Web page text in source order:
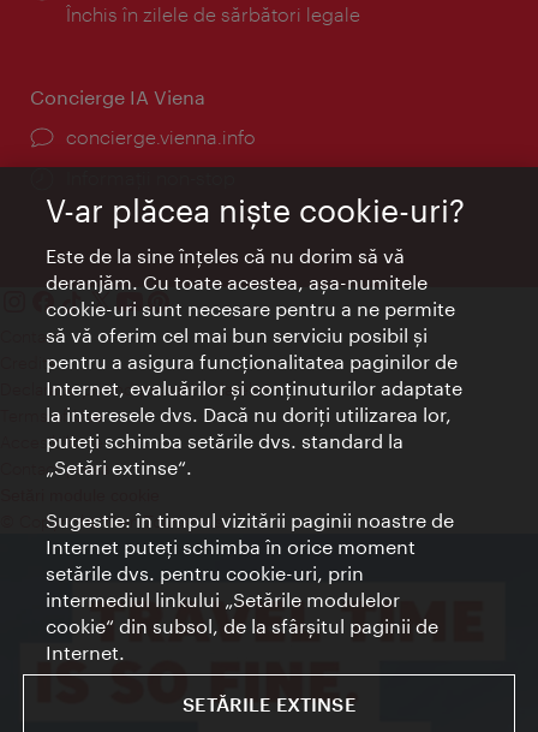
Închis în zilele de sărbători legale
Concierge IA Viena
concierge.vienna.info
Contact
Credits
Declaraţie privind protecţia datelor
Terms of Use
Accesibilitate
Contact presa
© Copyright Wien Tourismus
V-ar plăcea nişte cookie-uri?
Este de la sine înţeles că nu dorim să vă
deranjăm. Cu toate acestea, aşa-numitele
cookie-uri sunt necesare pentru a ne permite
să vă oferim cel mai bun serviciu posibil şi
pentru a asigura funcţionalitatea paginilor de
Internet, evaluărilor şi conţinuturilor adaptate
la interesele dvs. Dacă nu doriţi utilizarea lor,
puteţi schimba setările dvs. standard la
„Setări extinse“.
Sugestie: în timpul vizitării paginii noastre de
Internet puteţi schimba în orice moment
setările dvs. pentru cookie-uri, prin
intermediul linkului „Setările modulelor
cookie“ din subsol, de la sfârşitul paginii de
Internet.
SETĂRILE EXTINSE